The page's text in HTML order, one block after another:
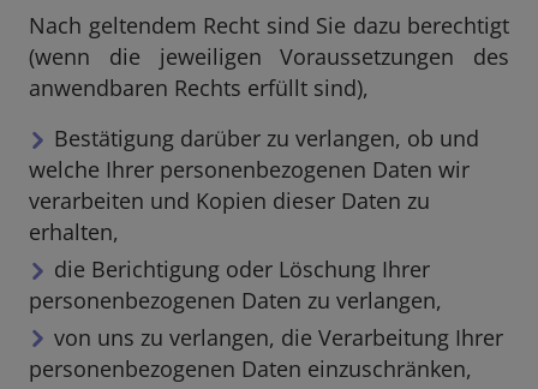
Nach geltendem Recht sind Sie dazu berechtigt
(wenn die jeweiligen Voraussetzungen des
anwendbaren Rechts erfüllt sind),
Bestätigung darüber zu verlangen, ob und
welche Ihrer personenbezogenen Daten wir
verarbeiten und Kopien dieser Daten zu
erhalten,
die Berichtigung oder Löschung Ihrer
personenbezogenen Daten zu verlangen,
von uns zu verlangen, die Verarbeitung Ihrer
personenbezogenen Daten einzuschränken,